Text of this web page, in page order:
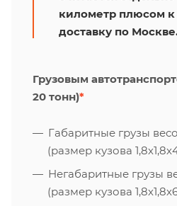
километр плюсом к
доставку по
Грузовым
20 тонн)*
Габаритные грузы
(размер кузова
Негабаритные грузы
(размер кузова